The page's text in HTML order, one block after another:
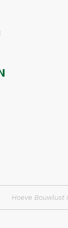
Hoeve Bouwlust